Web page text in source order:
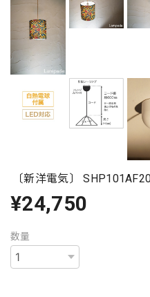
〔新洋電気〕
¥24,750
数量